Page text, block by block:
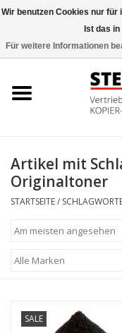
Büromaschinen- Service
Toner
Büromaschinen
Marken
Artikel mit
Originaltoner
STARTSEITE/
SALE
Wir benutzen Cookies nur für
Ist das
Für weitere Informationen